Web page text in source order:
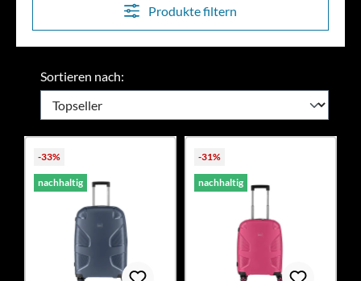
Produkte filtern
Sortieren nach:
-33%
nachhaltig
-31%
nachhaltig